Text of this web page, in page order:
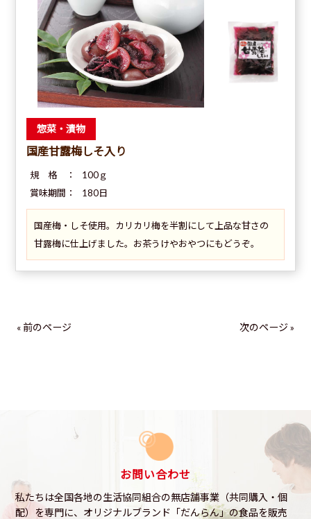
惣菜・漬物
国産甘露梅しそ入り
規 格 ：
100ｇ
賞味期間：
180日
国産梅・しそ使用。カリカリ梅を半割にして上品な甘さの
甘露梅に仕上げました。お茶うけやおやつにもどうぞ。
« 前のページ 次のページ »
お問い合わせ
私たちは全国各地の生活協同組合の無店舗事業（共同購入・個
配）を専門に、 オリジナルブランド「だんらん」の食品を販売